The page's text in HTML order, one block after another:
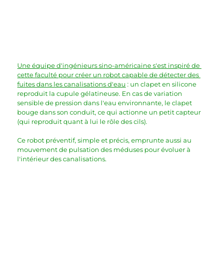
Une équipe d'ingénieurs sino-américaine s'est inspiré de
cette faculté pour créer un robot capable de détecter des
fuites dans les canalisations d'eau : un clapet en silicone
reproduit la cupule gélatineuse. En cas de variation
sensible de pression dans l'eau environnante, le clapet
bouge dans son conduit, ce qui actionne un petit capteur
(qui reproduit quant à lui le rôle des cils).
Ce robot préventif, simple et précis, emprunte aussi au
mouvement de pulsation des méduses pour évoluer à
l'intérieur des canalisations.